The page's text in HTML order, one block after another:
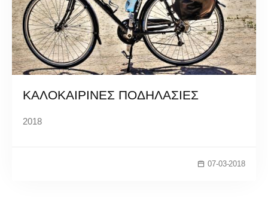
ΚΑΛΟΚΑΙΡΙΝΕΣ ΠΟΔΗΛΑΣΙΕΣ
2018
07-03-2018